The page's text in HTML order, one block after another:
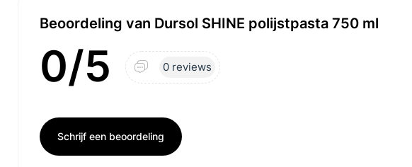
Beoordeling van Dursol SHINE polijstpasta 750 ml
0/5 0 reviews
Schrijf een beoordeling